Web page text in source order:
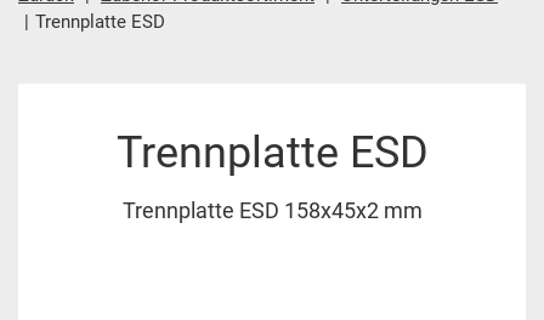
Trennplatte ESD
Trennplatte ESD
Trennplatte ESD 158x45x2 mm